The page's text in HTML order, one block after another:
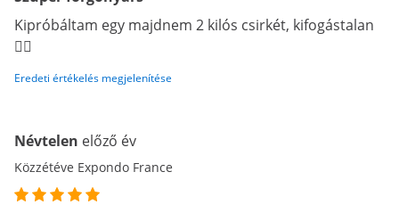
Kipróbáltam egy majdnem 2 kilós csirkét, kifogástalan
👍🏼
Eredeti értékelés megjelenítése
Névtelen előző év
Közzétéve Expondo France